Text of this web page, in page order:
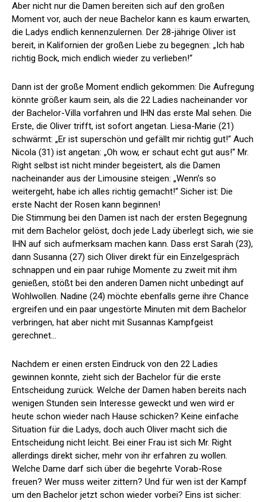
Aber nicht nur die Damen bereiten sich auf den großen
Moment vor, auch der neue Bachelor kann es kaum erwarten,
die Ladys endlich kennenzulernen. Der 28-jährige Oliver ist
bereit, in Kalifornien der großen Liebe zu begegnen: „Ich hab
richtig Bock, mich endlich wieder zu verlieben!“
Dann ist der große Moment endlich gekommen: Die Aufregung
könnte größer kaum sein, als die 22 Ladies nacheinander vor
der Bachelor-Villa vorfahren und IHN das erste Mal sehen. Die
Erste, die Oliver trifft, ist sofort angetan. Liesa-Marie (21)
schwärmt: „Er ist superschön und gefällt mir richtig gut!“ Auch
Nicola (31) ist angetan: „Oh wow, er schaut echt gut aus!“ Mr.
Right selbst ist nicht minder begeistert, als die Damen
nacheinander aus der Limousine steigen: „Wenn’s so
weitergeht, habe ich alles richtig gemacht!“ Sicher ist: Die
erste Nacht der Rosen kann beginnen!
Die Stimmung bei den Damen ist nach der ersten Begegnung
mit dem Bachelor gelöst, doch jede Lady überlegt sich, wie sie
IHN auf sich aufmerksam machen kann. Dass erst Sarah (23),
dann Susanna (27) sich Oliver direkt für ein Einzelgespräch
schnappen und ein paar ruhige Momente zu zweit mit ihm
genießen, stößt bei den anderen Damen nicht unbedingt auf
Wohlwollen. Nadine (24) möchte ebenfalls gerne ihre Chance
ergreifen und ein paar ungestörte Minuten mit dem Bachelor
verbringen, hat aber nicht mit Susannas Kampfgeist
gerechnet…
Nachdem er einen ersten Eindruck von den 22 Ladies
gewinnen konnte, zieht sich der Bachelor für die erste
Entscheidung zurück. Welche der Damen haben bereits nach
wenigen Stunden sein Interesse geweckt und wen wird er
heute schon wieder nach Hause schicken? Keine einfache
Situation für die Ladys, doch auch Oliver macht sich die
Entscheidung nicht leicht. Bei einer Frau ist sich Mr. Right
allerdings direkt sicher, mehr von ihr erfahren zu wollen.
Welche Dame darf sich über die begehrte Vorab-Rose
freuen? Wer muss weiter zittern? Und für wen ist der Kampf
um den Bachelor jetzt schon wieder vorbei? Eins ist sicher: